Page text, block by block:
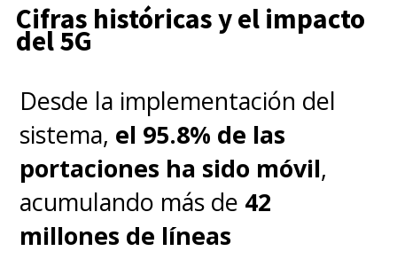
Cifras históricas y el impacto
del 5G
Desde la implementación del
sistema, el 95.8% de las
portaciones ha sido móvil,
acumulando más de 42
millones de líneas